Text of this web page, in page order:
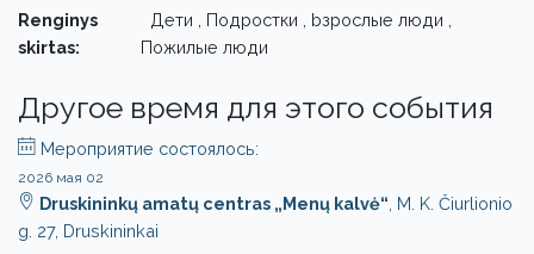
Renginys
skirtas:
Дети , Подростки , bзрослые люди ,
Пожилые люди
Другое время для этого события
Мероприятие состоялось:
2026 мая 02
Druskininkų amatų centras „Menų kalvė“ , M. K. Čiurlionio
g. 27, Druskininkai